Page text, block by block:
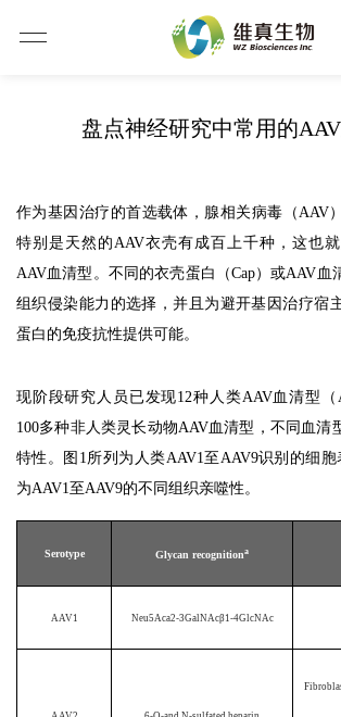
盘点神经研究中常用的
作为基因治疗的首选载体，腺相关病毒（AAV
特别是天然的AAV衣壳有成百上千种，这也
AAV血清型。不同的衣壳蛋白（Cap）或AAV血
组织侵染能力的选择，并且为避开基因治疗宿
蛋白的免疫抗性提供可能。
现阶段研究人员已发现12种人类AAV血清型（
100多种非人类灵长动物AAV血清型，不同血清
特性。图1所列为人类AAV1至AAV9识别的细胞
为AAV1至AAV9的不同组织亲噬性。
Serotype Glycan recognitiona
AAV1 Neu5Aca2-3GalNAcβ1-4GlcNAc